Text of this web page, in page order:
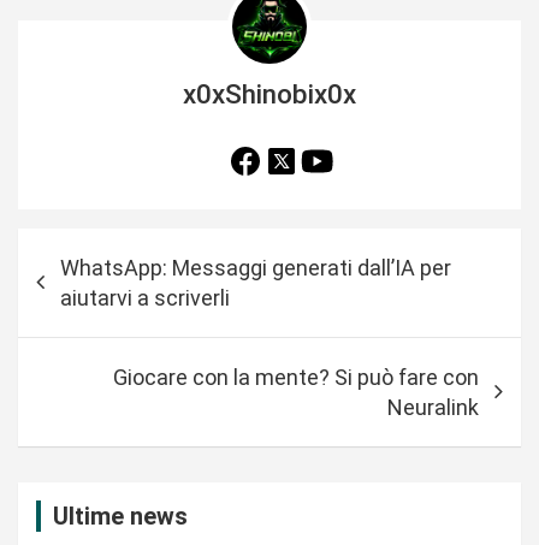
x0xShinobix0x
a
WhatsApp: Messaggi generati dall’IA per
aiutarvi a scriverli
Giocare con la mente? Si può fare con
Neuralink
Ultime news